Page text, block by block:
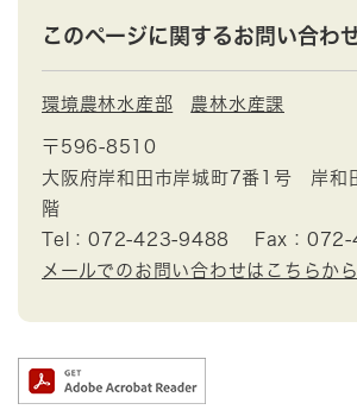
このページに関するお問い合わ
環境農林水産部 農林水産課
〒596-8510
大阪府岸和田市岸城町7番1号 岸和
階
Tel：072-423-9488
Fax：
メールでのお問い合わせはこちらから